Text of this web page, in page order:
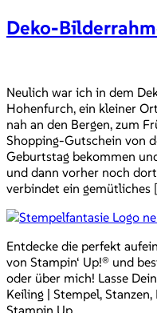
Deko-
Neulich war ich in dem
Hohenfurch, ein kleiner
nah an den Bergen, zum
Shopping-Gutschein von
Geburtstag bekommen
und dann vorher noch
verbindet ein gemütliches
Entdecke die perfekt
von Stampin‘ Up!® und
oder über mich! Lasse
Keiling | Stempel,